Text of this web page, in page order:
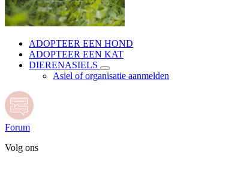
ADOPTEER EEN HOND
ADOPTEER EEN KAT
DIERENASIELS
Asiel of organisatie aanmelden
Forum
Volg ons